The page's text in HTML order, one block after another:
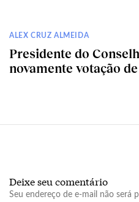
ALEX CRUZ ALMEIDA
Presidente do
novamente votação
Deixe seu comentário
Seu endereço de e-mail não será